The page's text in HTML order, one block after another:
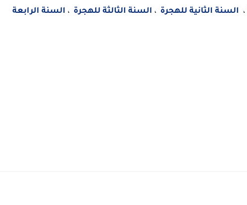
، السنة الثانية للهجرة ، السنة الثالثة للهجرة ، السنة الرابعة